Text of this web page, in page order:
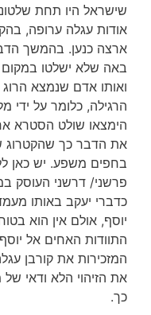
שישראל היו תחת
אודות עגלה ערופה,
ארצה כנען. בהמשך
באה שלא ישלטו במקום
ואותו אדם שנמצא
הרגילה, כלומר על ידי
הימצאו שולט הסטרא
את הדבר כך שהקטרוג
בחפים משפע. יש כאן
פרשני/ דרשני העוסק
כדברי יעקב באותו
יוסף, אולם אין הוא
התוודות האחים אל
המזכירות את קורבן
את הזיהוי הלא ודאי
כך.